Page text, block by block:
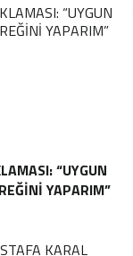
“UYGUN
YAPARIM”